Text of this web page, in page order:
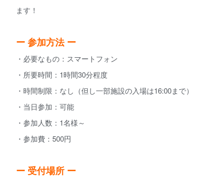
ます！
ー 参加方法 ー
・必要なもの：スマートフォン
・所要時間：1時間30分程度
・時間制限：なし（但し一部施設の入場は16:00まで）
・当日参加：可能
・参加人数：1名様～
・参加費：500円
ー 受付場所 ー